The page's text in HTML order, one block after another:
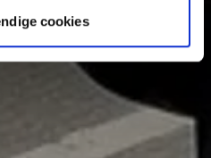
cookies